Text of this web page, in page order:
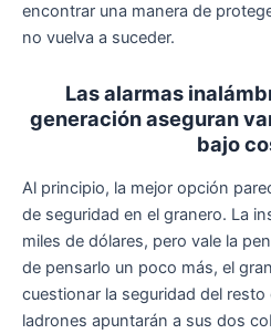
encontrar una manera de
no vuelva a suceder.
Las alarmas
generación aseguran
bajo
Al principio, la mejor opción
de seguridad en el granero. La
miles de dólares, pero vale la
de pensarlo un poco más, el
cuestionar la seguridad del
ladrones apuntarán a sus dos